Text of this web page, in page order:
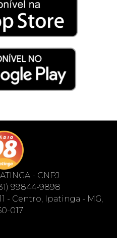
- CNPJ
99844-9898
- Centro, Ipatinga - MG,
017